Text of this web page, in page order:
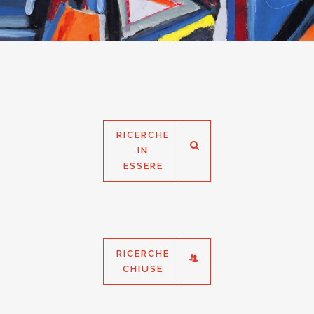
RICERCHE
IN
ESSERE
RICERCHE
CHIUSE